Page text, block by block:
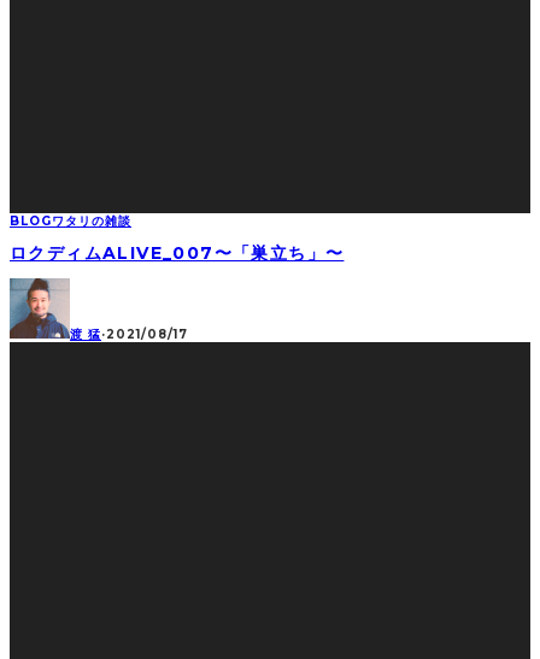
BLOGワタリの雑談
ロクディムALIVE_007〜「巣立ち」〜
渡 猛·2021/08/17